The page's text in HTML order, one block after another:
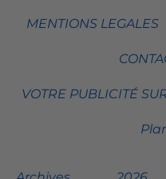
MENTIONS LEGALES
VOTRE PUBLICITÉ